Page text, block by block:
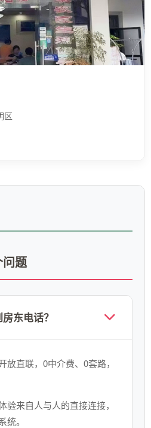
区
题
东电话？
放直联，0中介费、0套路，
验来自人与人的直接连接，
。